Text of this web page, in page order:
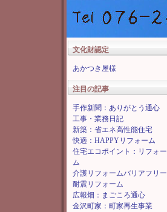
文化財認定
あかつき屋様
注目の記事
手作新聞：ありがとう通心
工事・業務日記
新築：省エネ高性能住宅
快適：HAPPYリフォーム
住宅エコポイント：リフォー
ム
介護リフォームバリアフリー
耐震リフォーム
広報畑：まごころ通心
金沢町家：町家再生事業